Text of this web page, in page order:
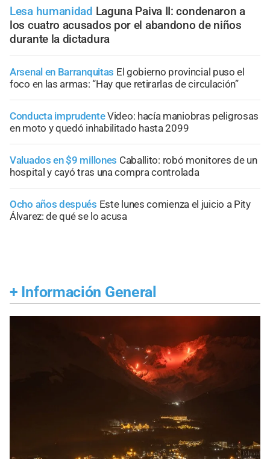
Lesa humanidad Laguna Paiva II: condenaron a
los cuatro acusados por el abandono de niños
durante la dictadura
Arsenal en Barranquitas El gobierno provincial puso el
foco en las armas: “Hay que retirarlas de circulación”
Conducta imprudenteVideo: hacía maniobras peligrosas
en moto y quedó inhabilitado hasta 2099
Valuados en $9 millones Caballito: robó monitores de un
hospital y cayó tras una compra controlada
Ocho años después Este lunes comienza el juicio a Pity
Álvarez: de qué se lo acusa
+ Información General